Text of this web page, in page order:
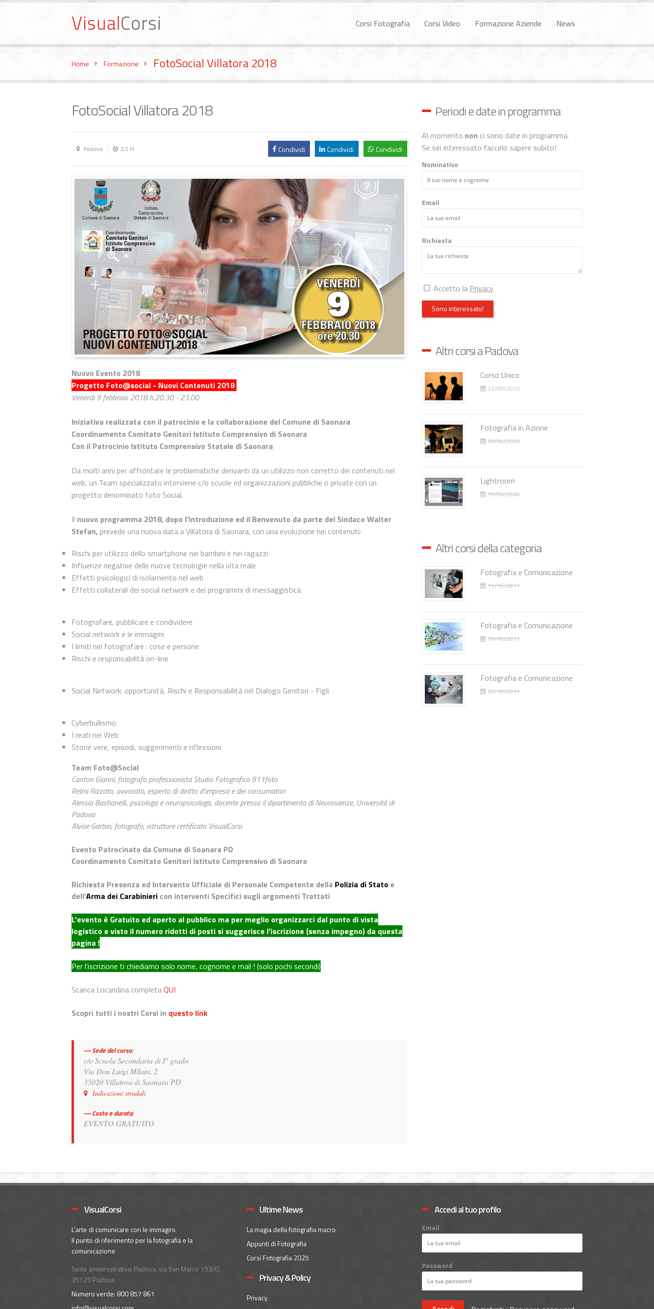
VisualCorsi Corsi Fotografia Corsi Video Formazione Aziende News
Home Formazione FotoSocial Villatora 2018
FotoSocial Villatora 2018
Padova 2,5 H Condividi Condividi Condividi
Nuovo Evento 2018
Progetto Foto@social - Nuovi Contenuti 2018
Venerdi 9 febbraio 2018 h.20.30 - 23.00
Iniziativa realizzata con il patrocinio e la collaborazione del Comune di Saonara
Coordinamento Comitato Genitori Istituto Comprensivo di Saonara
Con il Patrocinio Istituto Comprensivo Statale di Saonara
Da molti anni per affrontare le problematiche derivanti da un utilizzo non corretto dei contenuti nel
web, un Team specializzato interviene c/o scuole ed organizzazioni pubbliche o private con un
progetto denominato foto Social.
Il nuovo programma 2018, dopo l'introduzione ed il Benvenuto da parte del Sindaco Walter
Stefan, prevede una nuova data a Villatora di Saonara, con una evoluzione nei contenuti:
Rischi per utilizzo dello smartphone nei bambini e nei ragazzi
Influenze negative delle nuove tecnologie nella vita reale
Effetti psicologici di isolamento nel web
Effetti collaterali dei social network e dei programmi di messaggistica
Fotografare, pubblicare e condividere
Social network e le immagini
I limiti nel fotografare : cose e persone
Rischi e responsabilità on-line
Social Network: opportunità, Rischi e Responsabilità nel Dialogo Genitori - Figli
Cyberbullismo
I reati nel Web
Storie vere, episodi, suggerimenti e riflessioni
Team Foto@Social
Canton Gianni, fotografo professionista Studio Fotografico 911foto
Relmi Rizzato, avvocato, esperto di diritto d'impresa e dei consumatori
Alessia Bastianelli, psicologa e neuropsicologa, docente presso il dipartimento di Neurosienze, Università di
Padova
Alvise Garbin, fotografo, istruttore certificato VisualCorsi
Evento Patrocinato da Comune di Soanara PD
Coordinamento Comitato Genitori Istituto Comprensivo di Saonara
Richiesta Presenza ed Intervento Ufficiale di Personale Competente della Polizia di Stato e
dell'Arma dei Carabinieri con interventi Specifici sugli argomenti Trattati
L'evento è Gratuito ed aperto al pubblico ma per meglio organizzarci dal punto di vista
logistico e visto il numero ridotti di posti si suggerisce l'iscrizione (senza impegno) da questa
pagina !
Per l'iscrizione ti chiediamo solo nome, cognome e mail ! (solo pochi secondi)
Scarica Locandina completaQUI
Scopri tutti i nostri Corsi in questo link
Sede del corso:
c/o Scuola Secondaria di I° grado
Via Don Luigi Milani, 2
35020 Villatora di Saonara PD
Indicazioni stradali
Costo e durata:
EVENTO GRATUITO
Periodi e date in programma
Al momento non ci sono date in programma.
Se sei interessato faccelo sapere subito!
Nominativo
Email
Richiesta
Accetto la Privacy
Sono interessato!
Altri corsi a Padova
Corso Unico
23/09/2026
Fotografia in Azione
28/04/2026
Lightroom
19/06/2024
Altri corsi della categoria
Fotografia e Comunicazione
13/10/2017
Fotografia e Comunicazione
19/10/2017
Fotografia e Comunicazione
20/10/2017
VisualCorsi
L’arte di comunicare con le immagini.
Il punto di riferimento per la fotografia e la
comunicazione
Sede amministrativa: Padova, via San Marco 193/D,
35129 Padova
Numero verde: 800 857 861
Ultime News
La magia della fotografia macro
Appunti di Fotografia
Corsi Fotografia 2025
Privacy & Policy
Privacy
Accedi al tuo profilo
Email
Password